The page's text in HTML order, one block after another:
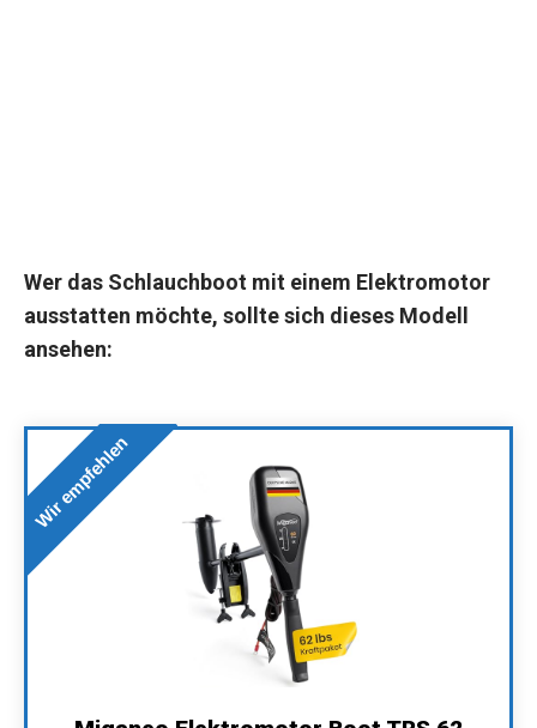
Wer das Schlauchboot mit einem Elektromotor
ausstatten möchte, sollte sich dieses Modell
ansehen:
Wir empfehlen